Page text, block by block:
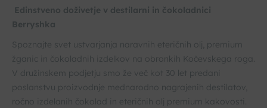
Edinstveno doživetje v destilarni in čokoladnici
Berryshka
Spoznajte svet ustvarjanja naravnih eteričnih olj, premium
žganic in čokoladnih izdelkov na obronkih Kočevskega roga.
V družinskem podjetju smo že več kot 30 let predani
poslanstvu proizvodnje mednarodno nagrajenih destilatov,
ročno izdelanih čokolad in eteričnih olj premium kakovosti.